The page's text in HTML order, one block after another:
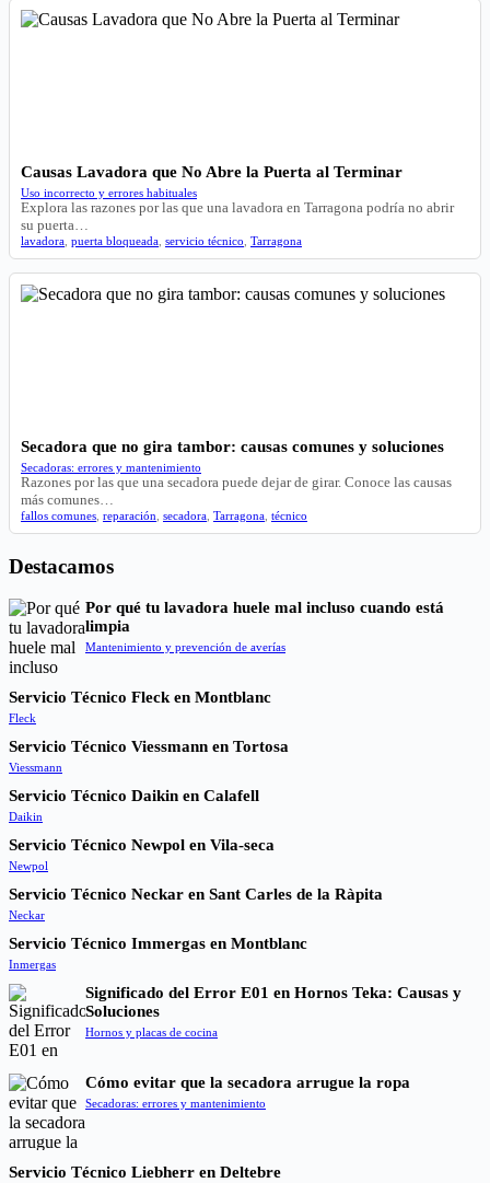
Causas Lavadora que No Abre la Puerta al Terminar
Uso incorrecto y errores habituales
Explora las razones por las que una lavadora en Tarragona podría no abrir
su puerta…
lavadora puerta bloqueada servicio técnico Tarragona
Secadora que no gira tambor: causas comunes y soluciones
Secadoras: errores y mantenimiento
Razones por las que una secadora puede dejar de girar. Conoce las causas
más comunes…
fallos comunes reparación secadora Tarragona técnico
Destacamos
Por qué tu lavadora huele mal incluso cuando está
limpia
Mantenimiento y prevención de averías
Servicio Técnico Fleck en Montblanc
Fleck
Servicio Técnico Viessmann en Tortosa
Viessmann
Servicio Técnico Daikin en Calafell
Daikin
Servicio Técnico Newpol en Vila-seca
Newpol
Servicio Técnico Neckar en Sant Carles de la Ràpita
Neckar
Servicio Técnico Immergas en Montblanc
Inmergas
Significado del Error E01 en Hornos Teka: Causas y
Soluciones
Hornos y placas de cocina
Cómo evitar que la secadora arrugue la ropa
Secadoras: errores y mantenimiento
Servicio Técnico Liebherr en Deltebre